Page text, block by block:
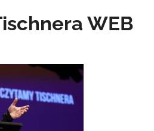
WEB